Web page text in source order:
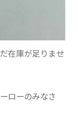
在庫が足りませ
ローのみなさ